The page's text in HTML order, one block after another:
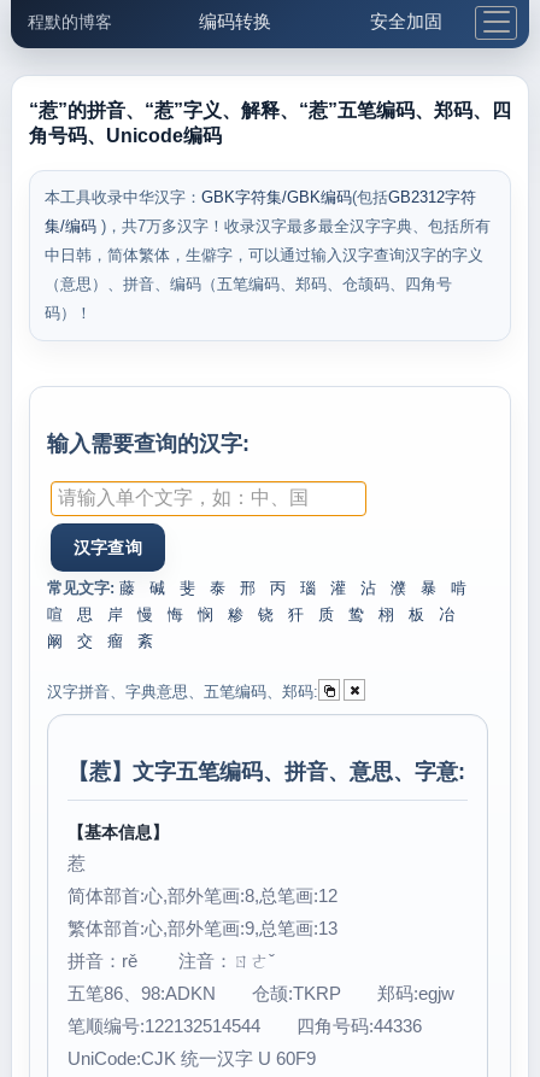
程默的博客 编码转换 安全加固
邮件工具 生活便民 更多工具
“惹”的拼音、“惹”字义、解释、“惹”五笔编码、郑码、四
角号码、Unicode编码
本工具收录中华汉字： GBK字符集/GBK编码(包括GB2312字符
集/编码 )，共7万多汉字！收录汉字最多最全汉字字典、包括所有
中日韩，简体繁体，生僻字，可以通过输入汉字查询汉字的字义
（意思）、拼音、编码（五笔编码、郑码、仓颉码、四角号
码）！
输入需要查询的汉字:
常见文字: 藤 碱 斐 泰 邢 丙 瑙 灌 沾 濮 暴
啃
喧
思 岸 慢 悔 悯 糁 铙 犴 质 鸷 栩 板
冶
阚
交 瘤 紊
汉字拼音、字典意思、五笔编码、郑码:
【惹】文字五笔编码、拼音、意思、字意:
【基本信息】
惹
简体部首:心,部外笔画:8,总笔画:12
繁体部首:心,部外笔画:9,总笔画:13
拼音：rě 注音：ㄖㄜˇ
五笔86、98:ADKN 仓颉:TKRP 郑码:egjw
笔顺编号:122132514544 四角号码:44336
UniCode:CJK 统一汉字 U 60F9